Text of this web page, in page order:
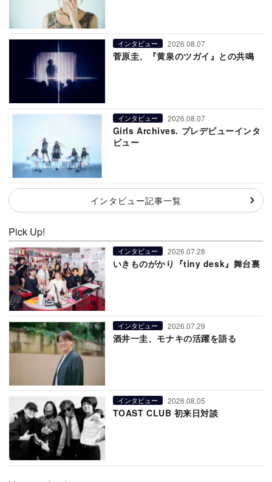
インタビュー 2026.08.07
菅原圭、『黄泉のツガイ』との共鳴
インタビュー 2026.08.07
Girls Archives. プレデビューインタ
ビュー
インタビュー記事一覧
Pick Up!
インタビュー 2026.07.28
いきものがかり『tiny desk』舞台裏
インタビュー 2026.07.29
酒井一圭、モナキの活躍を語る
インタビュー 2026.08.05
TOAST CLUB 初来日対談